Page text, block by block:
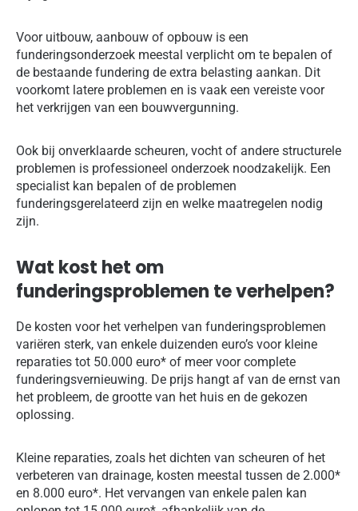
Voor uitbouw, aanbouw of opbouw is een
funderingsonderzoek meestal verplicht om te bepalen of
de bestaande fundering de extra belasting aankan. Dit
voorkomt latere problemen en is vaak een vereiste voor
het verkrijgen van een bouwvergunning.
Ook bij onverklaarde scheuren, vocht of andere structurele
problemen is professioneel onderzoek noodzakelijk. Een
specialist kan bepalen of de problemen
funderingsgerelateerd zijn en welke maatregelen nodig
zijn.
Wat kost het om
funderingsproblemen te verhelpen?
De kosten voor het verhelpen van funderingsproblemen
variëren sterk, van enkele duizenden euro’s voor kleine
reparaties tot 50.000 euro* of meer voor complete
funderingsvernieuwing. De prijs hangt af van de ernst van
het probleem, de grootte van het huis en de gekozen
oplossing.
Kleine reparaties, zoals het dichten van scheuren of het
verbeteren van drainage, kosten meestal tussen de 2.000*
en 8.000 euro*. Het vervangen van enkele palen kan